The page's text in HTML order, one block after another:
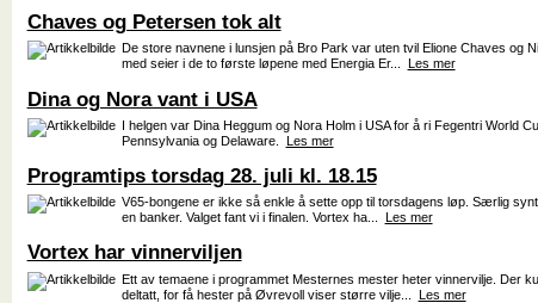
Chaves og Petersen tok alt
De store navnene i lunsjen på Bro Park var uten tvil Elione Chaves og
med seier i de to første løpene med Energia Er... Les mer
Dina og Nora vant i USA
I helgen var Dina Heggum og Nora Holm i USA for å ri Fegentri World
Pennsylvania og Delaware. Les mer
Programtips torsdag 28. juli kl. 18.15
V65-bongene er ikke så enkle å sette opp til torsdagens løp. Særlig
en banker. Valget fant vi i finalen. Vortex ha... Les mer
Vortex har vinnerviljen
Ett av temaene i programmet Mesternes mester heter vinnervilje. Der
deltatt, for få hester på Øvrevoll viser større vilje... Les mer